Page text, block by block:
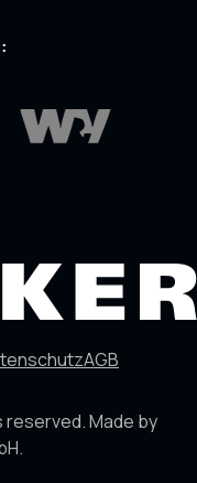
reserved. Made by
AGB